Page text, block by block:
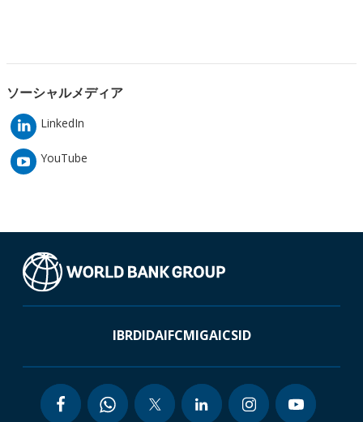
ソーシャルメディア
LinkedIn
YouTube
IBRDIDAIFCMIGAICSID